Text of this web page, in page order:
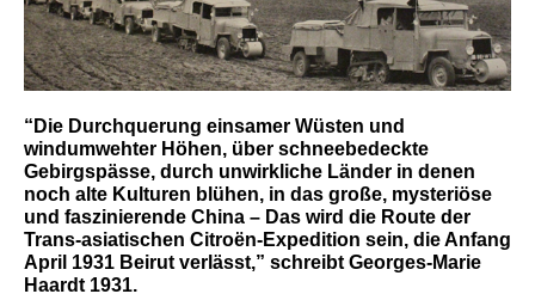
“Die Durchquerung einsamer Wüsten und
windumwehter Höhen, über schneebedeckte
Gebirgspässe, durch unwirkliche Länder in denen
noch alte Kulturen blühen, in das große, mysteriöse
und faszinierende China – Das wird die Route der
Trans-asiatischen Citroën-Expedition sein, die Anfang
April 1931 Beirut verlässt,” schreibt Georges-Marie
Haardt 1931.